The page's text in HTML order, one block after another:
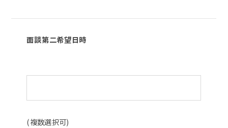
面談第二希望日時
(複数選択可)